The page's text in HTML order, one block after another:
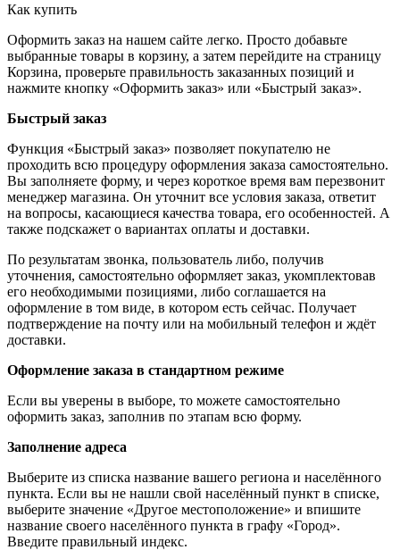
Как купить
Оформить заказ на нашем сайте легко. Просто добавьте
выбранные товары в корзину, а затем перейдите на страницу
Корзина, проверьте правильность заказанных позиций и
нажмите кнопку «Оформить заказ» или «Быстрый заказ».
Быстрый заказ
Функция «Быстрый заказ» позволяет покупателю не
проходить всю процедуру оформления заказа самостоятельно.
Вы заполняете форму, и через короткое время вам перезвонит
менеджер магазина. Он уточнит все условия заказа, ответит
на вопросы, касающиеся качества товара, его особенностей. А
также подскажет о вариантах оплаты и доставки.
По результатам звонка, пользователь либо, получив
уточнения, самостоятельно оформляет заказ, укомплектовав
его необходимыми позициями, либо соглашается на
оформление в том виде, в котором есть сейчас. Получает
подтверждение на почту или на мобильный телефон и ждёт
доставки.
Оформление заказа в стандартном режиме
Если вы уверены в выборе, то можете самостоятельно
оформить заказ, заполнив по этапам всю форму.
Заполнение адреса
Выберите из списка название вашего региона и населённого
пункта. Если вы не нашли свой населённый пункт в списке,
выберите значение «Другое местоположение» и впишите
название своего населённого пункта в графу «Город».
Введите правильный индекс.